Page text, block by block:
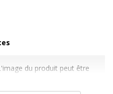
du produit peut être